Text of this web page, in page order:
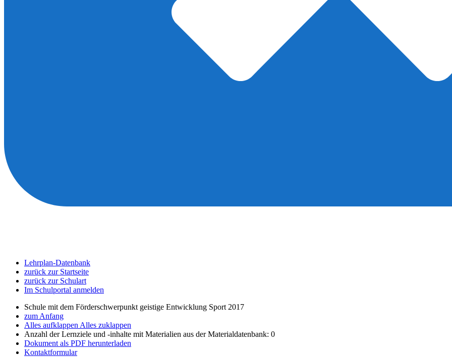
Lehrplan-Datenbank
zurück zur Startseite
zurück zur Schulart
Im Schulportal anmelden
Schule mit dem Förderschwerpunkt geistige Entwicklung Sport 2017
zum Anfang
Alles aufklappen Alles zuklappen
Anzahl der Lernziele und -inhalte mit Materialien aus der Materialdatenbank: 0
Dokument als PDF herunterladen
Kontaktformular